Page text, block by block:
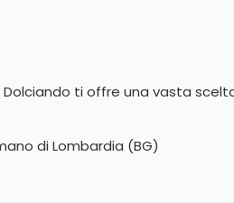
ti offre una vasta
di Lombardia (BG)